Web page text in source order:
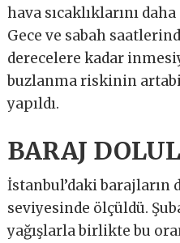
hava sıcaklıklarını
Gece ve sabah
derecelere kadar
buzlanma riskinin
yapıldı.
BARAJ
İstanbul’daki barajların
seviyesinde ölçüldü.
yağışlarla birlikte bu